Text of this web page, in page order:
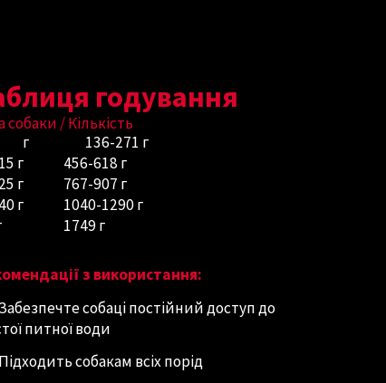
годування
собаки / Кількість
г
136-271 г
г 456-618 г
г 767-907 г
г
1040-1290г
1749г
з використання:
Забезпечте собаці постійний доступ до
питної води
Підходить собакам всіх порід